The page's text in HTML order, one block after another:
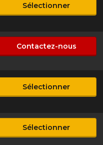
Sélectionner
Contactez-nous
Sélectionner
Sélectionner